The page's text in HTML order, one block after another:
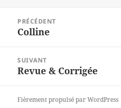
l’article
PRÉCÉDENT
Article
Colline
SUIVANT
Article
Revue & Corrigée
Fièrement propulsé par WordPress